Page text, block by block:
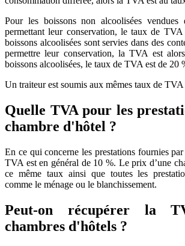
Pour les boissons non alcoolisées vendues
permettant leur conservation, le taux de
boissons alcoolisées sont servies dans des
permettre leur conservation, la TVA est
boissons alcoolisées, le taux de TVA est de 20
Un traiteur est soumis aux mêmes taux de TVA
Quelle TVA pour les
chambre d'hôtel ?
En ce qui concerne les prestations fournies
TVA est en général de 10 %. Le prix d’une
ce même taux ainsi que toutes les
comme le ménage ou le blanchissement.
Peut-on récupérer la
chambres d'hôtels ?